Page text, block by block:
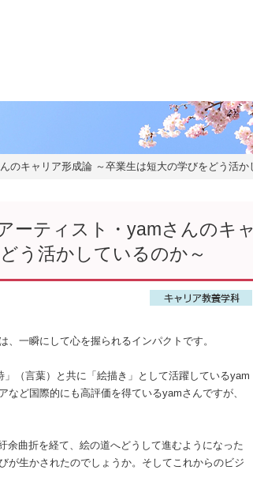
のキャリア形成論 ～卒業生は短大の学びをどう活か
ーティスト・yamさんのキャ
う活かしているのか～
一瞬にして心を握られるインパクトです。
（言葉）と共に「絵描き」として活躍しているyam
ど国際的にも高評価を得ているyamさんですが、
余曲折を経て、絵の道へどうして進むようになった
が生かされたのでしょうか。そしてこれからのビジ